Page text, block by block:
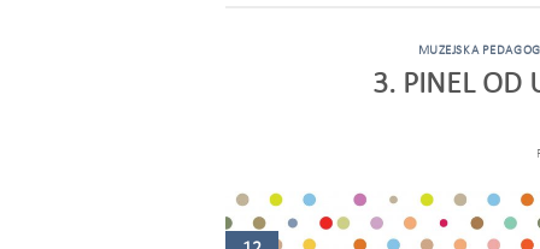
MUZEJSKA
3. PINEL OD